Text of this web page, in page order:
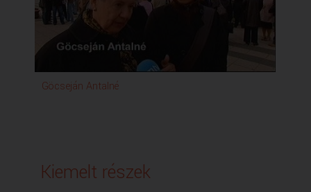
Göcseján Antalné
Kiemelt részek